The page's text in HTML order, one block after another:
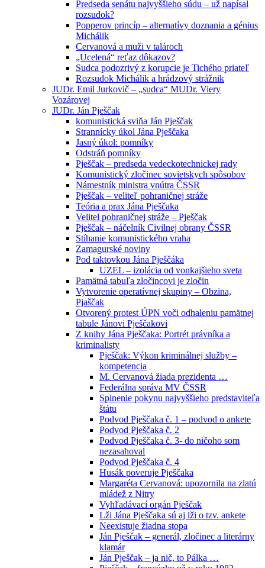
Predseda senátu najvyššieho súdu – už napísal
rozsudok?
Popperov princíp – alternatívy doznania a génius
Michálik
Cervanová a muži v talároch
„Ucelená“ reťaz dôkazov?
Sudca podozrivý z korupcie je Tichého priateľ
Rozsudok Michálik a hrádzový strážnik
JUDr. Emil Jurkovič – „sudca“ MUDr. Viery
Vozárovej
JUDr. Ján Pješčak
komunistická sviňa Ján Pješčak
Strannícky úkol Jána Pješčaka
Jasný úkol: pomníky
Odstráň pomníky
Pješčak – predseda vedeckotechnickej rady
Komunistický zločinec sovietskych spôsobov
Námestník ministra vnútra ČSSR
Pješčak – veliteľ pohraničnej stráže
Teória a prax Jána Pješčaka
Velitel pohraničnej stráže – Pješčak
Pješčak – náčelník Civilnej obrany ČSSR
Stíhanie komunistického vraha
Zamagurské noviny
Pod taktovkou Jána Pješčáka
UZEL – izolácia od vonkajšieho sveta
Pamätná tabuľa zločincovi je zločin
Vytvorenie operatívnej skupiny – Obzina,
Pjaščak
Otvorený protest ÚPN voči odhaleniu pamätnej
tabule Jánovi Pješčakovi
Z knihy Jána Pješčaka: Portrét právníka a
kriminalisty
Pješčak: Výkon kriminálnej služby –
kompetencia
M. Cervanová žiada prezidenta …
Federálna správa MV ČSSR
Splnenie pokynu najvyššieho predstaviteľa
štátu
Podvod Pješčaka č. 1 – podvod o ankete
Podvod Pješčaka č. 2
Podvod Pješčaka č. 3- do ničoho som
nezasahoval
Podvod Pješčaka č. 4
Husák poveruje Pješčaka
Margaréta Cervanová: upozornila na zlatú
mládež z Nitry
Vyhľadávací orgán Pješčak
Lži Jána Pješčaka sú aj lži o tzv. ankete
Neexistuje žiadna stopa
Ján Pješčak – generál, zločinec a literárny
klamár
Ján Pješčak – ja nič, to Pálka …